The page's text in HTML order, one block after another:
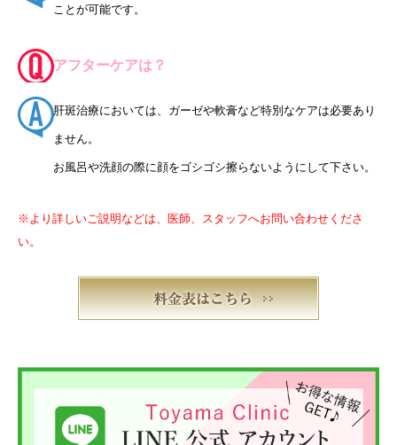
ことが可能です。
アフターケアは？
肝斑治療においては、ガーゼや軟膏など特別なケアは必要あり
ません。
お風呂や洗顔の際に顔をゴシゴシ擦らないようにして下さい。
※より詳しいご説明などは、医師、スタッフへお問い合わせくださ
い。